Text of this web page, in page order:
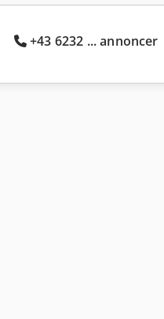
+43 6232 ... annoncer